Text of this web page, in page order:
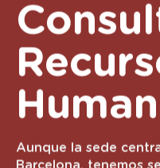
Aunque la sede